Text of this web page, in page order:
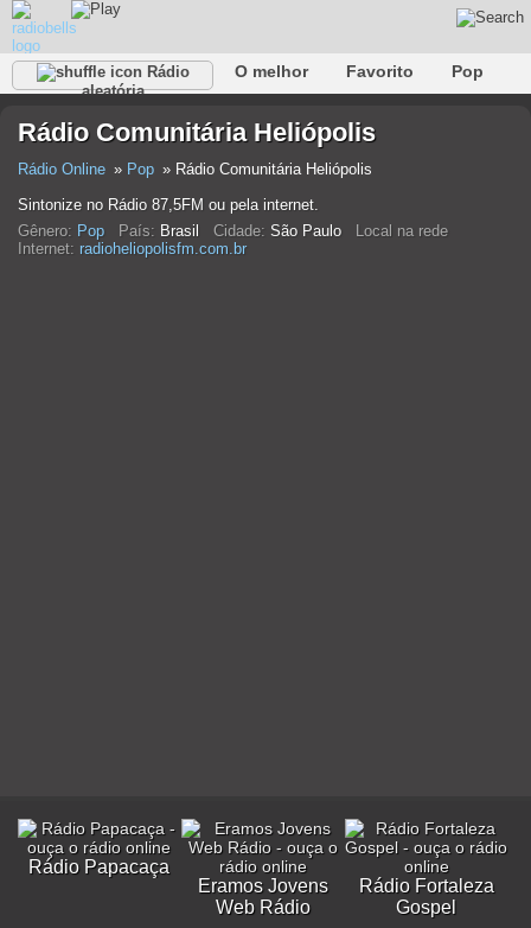
Rádio
aleatória
O melhor Favorito
Pop
Rap
Falk Jazz Bebê Clássico
Rádio Comunitária Heliópolis
Rádio Online Pop
Rádio Comunitária Heliópolis
Sintonize no Rádio 87,5FM ou pela internet.
Gênero: Pop País: Brasil Cidade: São Paulo
Local na rede
Internet: radioheliopolisfm.com.br
Rádio Papacaça
Eramos Jovens
Web Rádio
Rádio Fortaleza
Gospel